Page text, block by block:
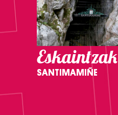
Eskaintzak
SANTIMAMIÑE